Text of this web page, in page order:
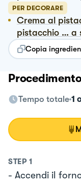
PER DECORARE
Crema al pistacchio … a sentimento… crema al
pistacchio … a
Copia
Tempo totale 1
STEP 1
- Accendi il